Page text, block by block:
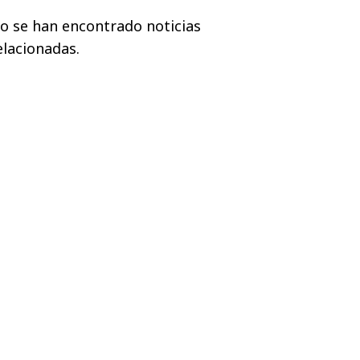
se han encontrado noticias